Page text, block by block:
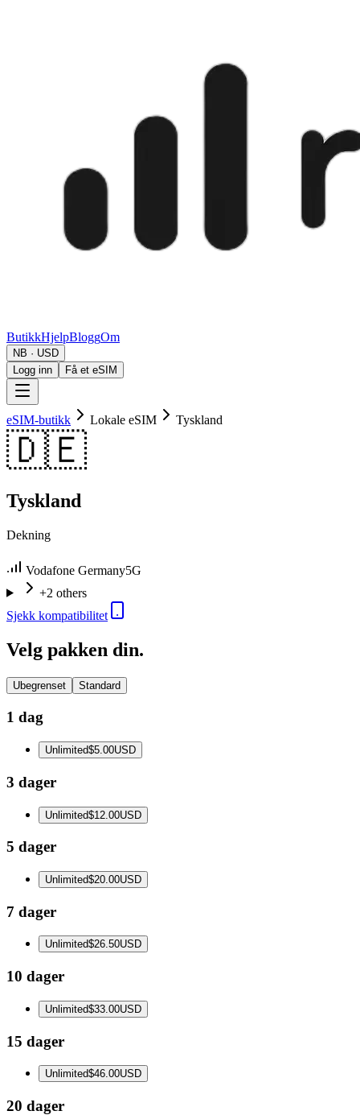
ButikkHjelpBloggOm
NB · USD
Logg inn
Få et eSIM
eSIM-butikk Lokale eSIM Tyskland
🇩🇪
Tyskland
Dekning
Vodafone Germany5G
+2 others
Sjekk kompatibilitet
Velg pakken din.
Ubegrenset Standard
1 dag
Unlimited$5.00USD
3 dager
Unlimited$12.00USD
5 dager
Unlimited$20.00USD
7 dager
Unlimited$26.50USD
10 dager
Unlimited$33.00USD
15 dager
Unlimited$46.00USD
20 dager